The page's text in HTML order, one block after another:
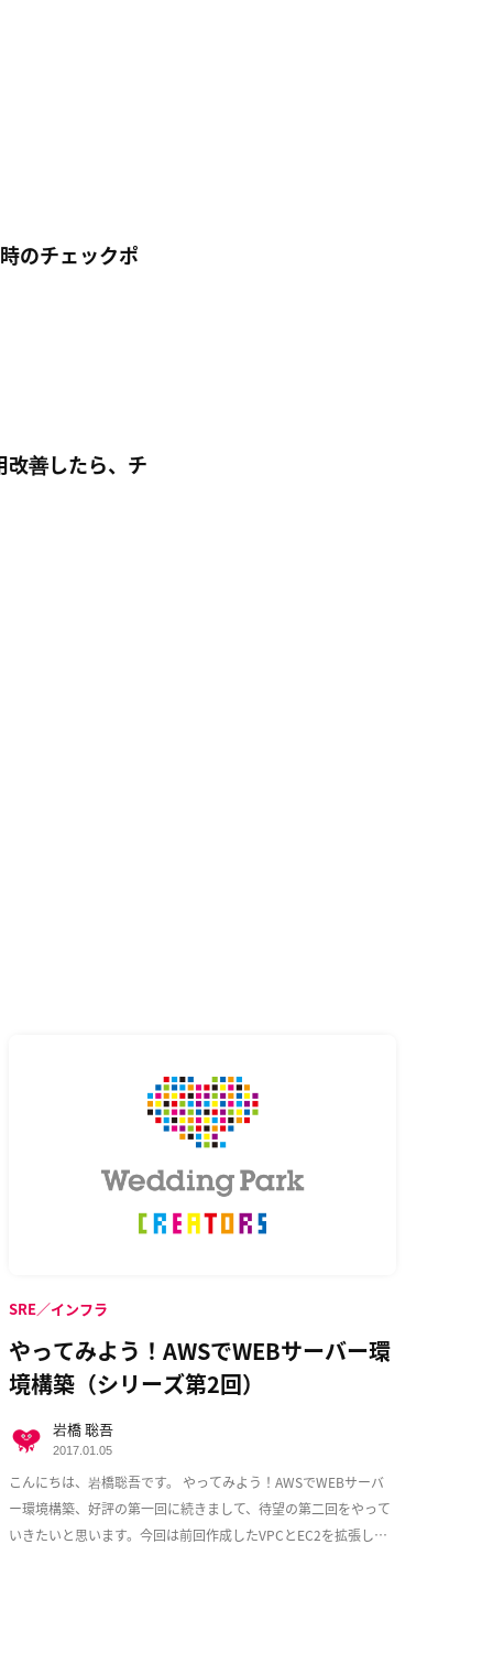
のチェックポ
善したら、チ
やってみよう！AWSでWEBサーバー環
境構築（シリーズ第2回）
こんにちは、岩橋聡吾です。 やってみよう！AWSでWEBサーバ
ー環境構築、好評の第一回に続きまして、待望の第二回をやって
いきたいと思います。今回は前回作成したVPCとEC2を拡張し、
SRE／インフラ
岩橋 聡吾
2017.01.05